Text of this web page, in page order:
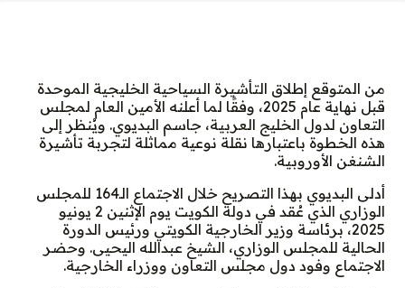
من المتوقع إطلاق التأشيرة السياحية الخليجية الموحدة
قبل نهاية عام 2025، وفقًا لما أعلنه الأمين العام لمجلس
التعاون لدول الخليج العربية، جاسم البديوي. ويُنظر إلى
هذه الخطوة باعتبارها نقلة نوعية مماثلة لتجربة تأشيرة
الشنغن الأوروبية.
أدلى البديوي بهذا التصريح خلال الاجتماع الـ164 للمجلس
الوزاري الذي عُقد في دولة الكويت يوم الإثنين 2 يونيو
2025، برئاسة وزير الخارجية الكويتي ورئيس الدورة
الحالية للمجلس الوزاري، الشيخ عبدالله اليحيى. وحضر
الاجتماع وفود دول مجلس التعاون ووزراء الخارجية.